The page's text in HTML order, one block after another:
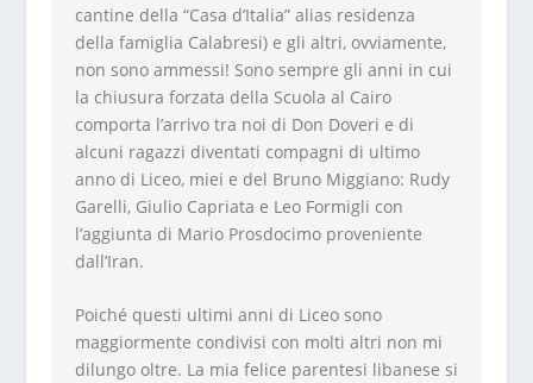
cantine della “Casa d’Italia” alias residenza
della famiglia Calabresi) e gli altri, ovviamente,
non sono ammessi! Sono sempre gli anni in cui
la chiusura forzata della Scuola al Cairo
comporta l’arrivo tra noi di Don Doveri e di
alcuni ragazzi diventati compagni di ultimo
anno di Liceo, miei e del Bruno Miggiano: Rudy
Garelli, Giulio Capriata e Leo Formigli con
l’aggiunta di Mario Prosdocimo proveniente
dall’Iran.
Poiché questi ultimi anni di Liceo sono
maggiormente condivisi con molti altri non mi
dilungo oltre. La mia felice parentesi libanese si